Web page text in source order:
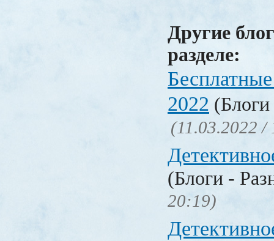
Другие
разделе:
2022
(11.03.2022 /
(Блоги -
20:19)